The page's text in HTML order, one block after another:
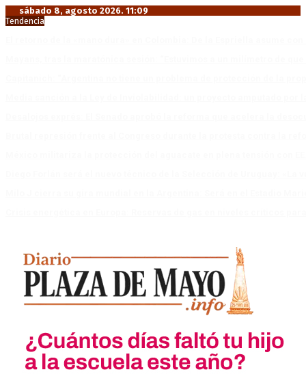
sábado 8, agosto 2026. 11:09
Tendencia